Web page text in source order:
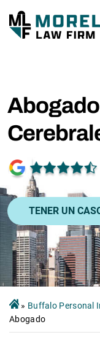
TENER UN
» Buffalo Personal
Abogado